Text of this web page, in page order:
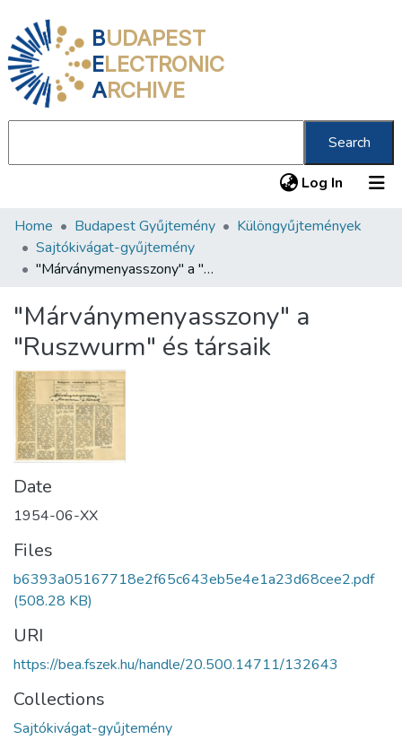
BUDAPEST
ELECTRONIC
ARCHIVE
Search
Log In (current)
Communities & Collections
All of DSpace
About us
Home Budapest Gyűjtemény
Különgyűjtemények
Sajtókivágat-gyűjtemény
"Márványmenyasszony" a "Ruszwurm" és társaik
"Márványmenyasszony" a
"Ruszwurm" és társaik
Date
1954-06-XX
Files
b6393a05167718e2f65c643eb5e4e1a23d68cee2.pdf
(508.28 KB)
URI
https://bea.fszek.hu/handle/20.500.14711/132643
Collections
Sajtókivágat-gyűjtemény